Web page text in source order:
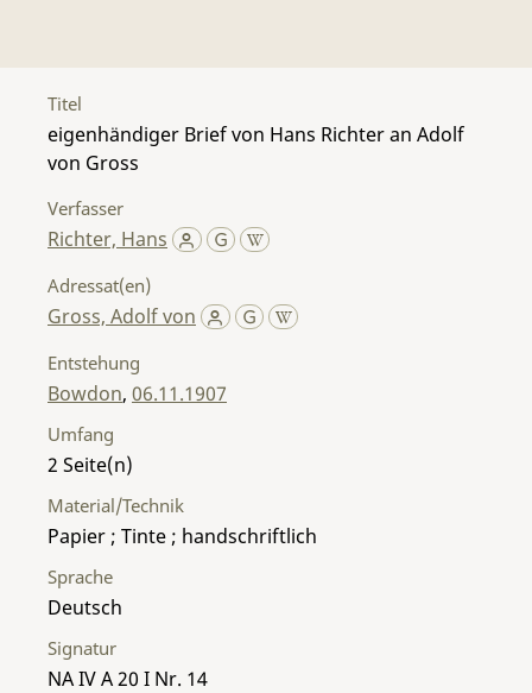
Titel
eigenhändiger Brief von Hans Richter an Adolf
von Gross
Verfasser
Richter, Hans
Adressat(en)
Gross, Adolf von
Entstehung
Bowdon, 06.11.1907
Umfang
2
Material/Technik
Papier ; Tinte ; handschriftlich
Sprache
Deutsch
Signatur
NA IV A 20 I Nr. 14